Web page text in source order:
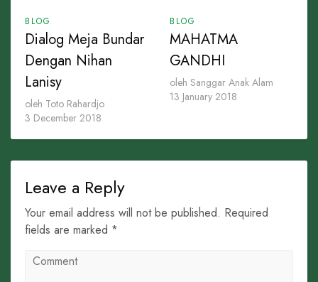
BLOG
Dialog Meja Bundar
Dengan Nihan
Lanisy
oleh Toto Rahardjo
3 December 2018
BLOG
MAHATMA
GANDHI
oleh Sanggar Anak Alam
13 January 2018
Leave a Reply
Your email address will not be published. Required
fields are marked *